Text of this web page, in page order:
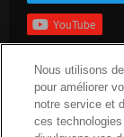
YouTube
Balises
dev-blog arc-
arc-patch-nogtes
Nous utilisons
pour améliorer
notre service et
ces